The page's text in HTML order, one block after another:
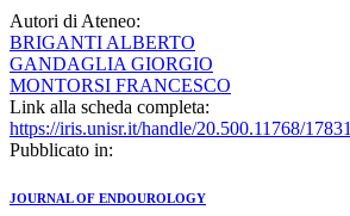
Autori di Ateneo:
BRIGANTI ALBERTO
GANDAGLIA GIORGIO
MONTORSI FRANCESCO
Link alla scheda completa:
https://iris.unisr.it/handle/20.500.11768/17831
Pubblicato in:
JOURNAL OF ENDOUROLOGY